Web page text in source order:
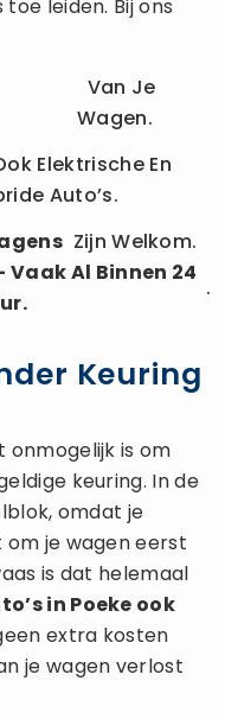
leiden. Bij ons
Van Je
Wagen.
Elektrische En
Auto’s.
Zijn Welkom.
Vaak Al Binnen 24
.
Keuring
onmogelijk is om
keuring. In de
omdat je
je wagen eerst
is dat helemaal
in Poeke ook
extra kosten
je wagen verlost